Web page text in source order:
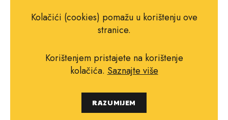
Uvjeti korištenja
Pravila o kolačićima
Impressum
Copyright © 2010.-2021. najboljeknjige.com.
Kolačići (cookies) pomažu u korištenju ove
stranice.
Korištenjem pristajete na korištenje
kolačića. Saznajte više
RAZUMIJEM